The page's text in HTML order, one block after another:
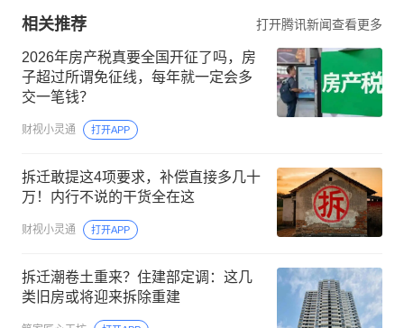
相关推荐 打开腾讯新闻查看更多
2026年房产税真要全国开征了吗，房
子超过所谓免征线，每年就一定会多
交一笔钱？
财视小灵通 打开APP
拆迁敢提这4项要求，补偿直接多几十
万！内行不说的干货全在这
财视小灵通 打开APP
拆迁潮卷土重来？住建部定调：这几
类旧房或将迎来拆除重建